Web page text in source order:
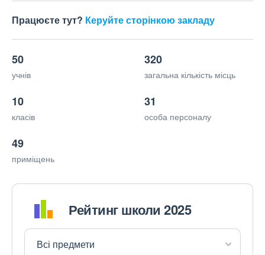
Працюєте тут? Керуйте сторінкою закладу
50
учнів
320
загальна кількість місць
10
класів
31
особа персоналу
49
приміщень
Рейтинг школи 2025